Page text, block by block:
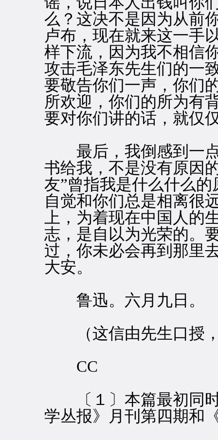
么？这决不是因为从前
卢布，现在就来这一手
样下流，因为我不相信
攻击毛泽东先生们的一
要敬告你们一声，你们
所欢迎，你们的所为有
要对你们讲的话，就仅
最后，我倒感到一点
书给我，不是没有原因
友”曾指我是什么什么
自觉和你们总是相离很
上，为着现在中国人的
志，是自以为光荣的。
过，你未必会再到那里
大安。
鲁迅。六月九日。
（这信由先生口授，
CC
〔１〕本篇最初同时
学丛报》月刊第四期和